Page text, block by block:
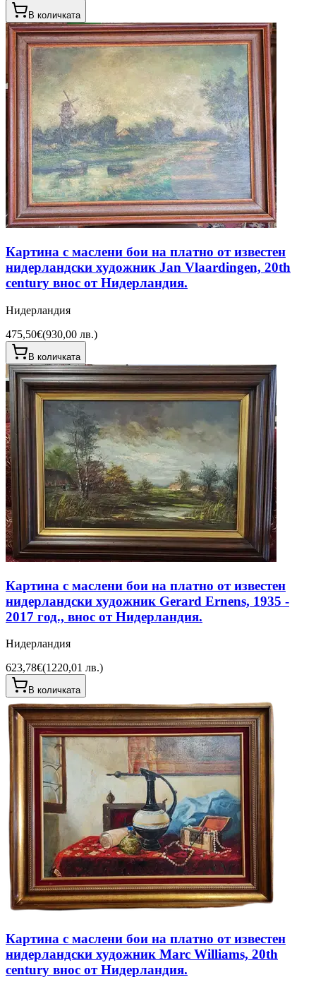
В количката
Картина с маслени бои на платно от известен
нидерландски художник Jan Vlaardingen, 20th
century внос от Нидерландия.
Нидерландия
475,50€(930,00 лв.)
В количката
Картина с маслени бои на платно от известен
нидерландски художник Gerard Ernens, 1935 -
2017 год., внос от Нидерландия.
Нидерландия
623,78€(1220,01 лв.)
В количката
Картина с маслени бои на платно от известен
нидерландски художник Marc Williams, 20th
century внос от Нидерландия.